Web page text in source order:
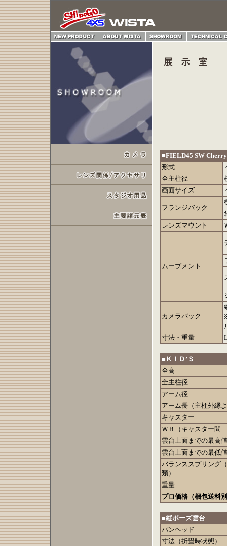
■FIELD45 SW Cherry
形式
全主柱径
画面サイズ
フランジバック
レンズマウント
ムーブメント
カメラバック
寸法・重量
■ＫＩＤ’Ｓ
全高
全主柱径
アーム径
アーム長（主柱外縁
キャスター
ＷＢ（キャスター間
雲台上面までの最高値
雲台上面までの最低値
バランススプリング
類）
重量
プロ価格（梱包送料
■縦ポーズ雲台
パンヘッド
寸法（折畳時状態）